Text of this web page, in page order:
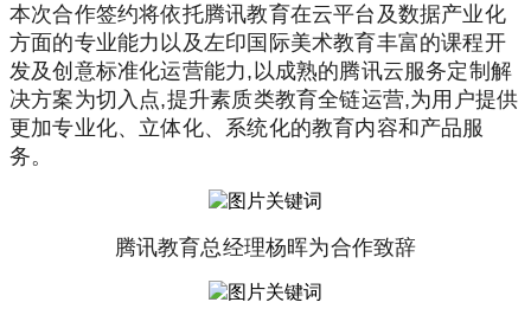
本次合作签约将依托腾讯教育在云平台及数据产业化
方面的专业能力以及左印国际美术教育丰富的课程开
发及创意标准化运营能力,以成熟的腾讯云服务定制解
决方案为切入点,提升素质类教育全链运营,为用户提供
更加专业化、立体化、系统化的教育内容和产品服
务。
腾讯教育总经理杨晖为合作致辞